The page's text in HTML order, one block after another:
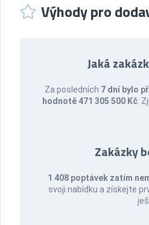
Výhody pro
Jaká
Za posledních 7 dní bylo
hodnotě 471 305 500 Kč .
Zakázky
1 408 poptávek zatím
svoji nabídku a získejte